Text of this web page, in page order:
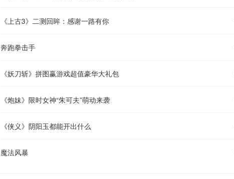
《上古3》二测回眸：感谢一路有你
奔跑拳击手
《妖刀斩》拼图赢游戏超值豪华大礼包
《炮妹》限时女神“朱可夫”萌动来袭
《侠义》阴阳玉都能开出什么
魔法风暴